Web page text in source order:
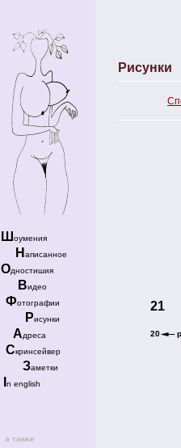
Ш оумения
Н аписанное
Одностишия
Видео
Фотографии
Рисунки
Адреса
Скринсейвер
Заметки
n english
а также
Рисунки
21
20